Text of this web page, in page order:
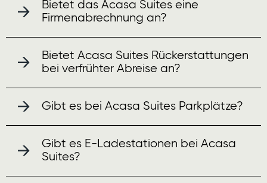
Bietet das Acasa Suites eine
Firmenabrechnung an?
Bietet Acasa Suites Rückerstattungen
bei verfrühter Abreise an?
Gibt es bei Acasa Suites Parkplätze?
Gibt es E-Ladestationen bei Acasa
Suites?